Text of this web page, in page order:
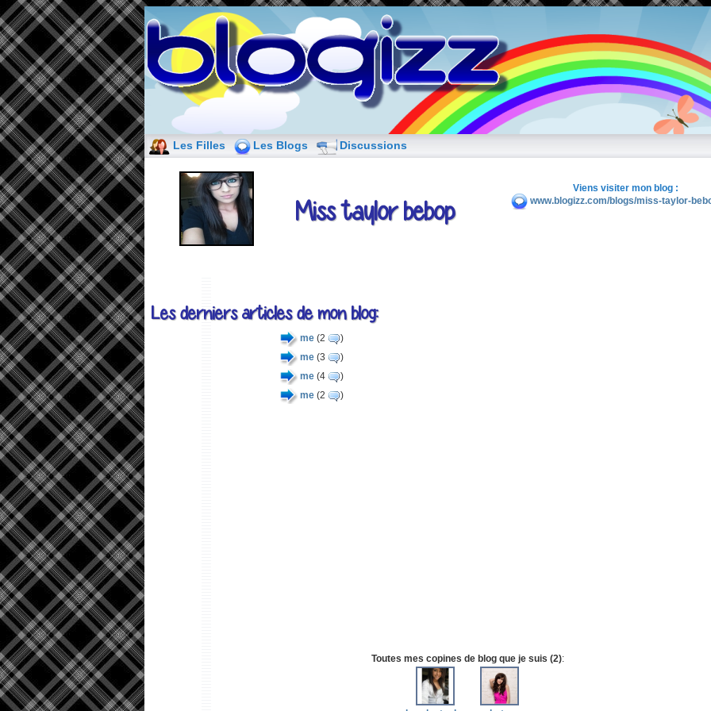
Les Filles Les Blogs Discussions
Miss taylor bebop
Viens visiter mon blog :
www.blogizz.com/blogs/miss-taylor-
Les derniers articles de mon blog:
me (2
)
me (3
)
me (4
)
me (2 )
Toutes mes copines de blog que je suis (2):